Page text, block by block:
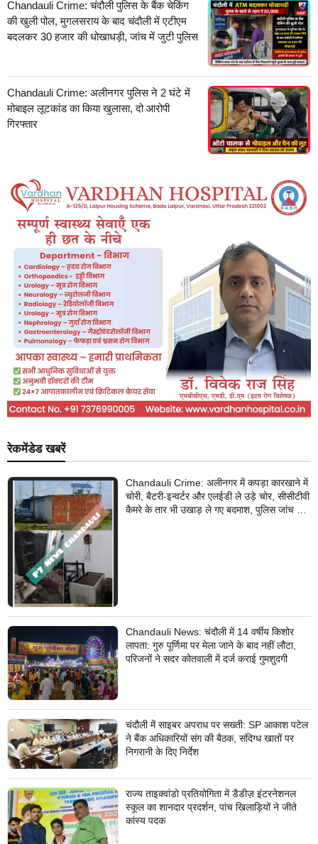
Chandauli Crime: चंदौली पुलिस के बैंक चेकिंग
की खुली पोल, मुगलसराय के बाद चंदौली में एटीएम
बदलकर 30 हजार की धोखाधड़ी, जांच में जुटी पुलिस
Chandauli Crime: अलीनगर पुलिस ने 2 घंटे में
मोबाइल लूटकांड का किया खुलासा, दो आरोपी
गिरफ्तार
रेकमेंडेड खबरें
Chandauli Crime: अलीनगर में कपड़ा कारखाने में
चोरी, बैटरी-इन्वर्टर और एलईडी ले उड़े चोर, सीसीटीवी
कैमरे के तार भी उखाड़ ले गए बदमाश, पुलिस जांच में
Chandauli News: चंदौली में 14 वर्षीय किशोर
लापता: गुरु पूर्णिमा पर मेला जाने के बाद नहीं लौटा,
परिजनों ने सदर कोतवाली में दर्ज कराई गुमशुदगी
चंदौली में साइबर अपराध पर सख्ती: SP आकाश पटेल
ने बैंक अधिकारियों संग की बैठक, संदिग्ध खातों पर
निगरानी के दिए निर्देश
राज्य ताइक्वांडो प्रतियोगिता में डैडीज़ इंटरनेशनल
स्कूल का शानदार प्रदर्शन, पांच खिलाड़ियों ने जीते
कांस्य पदक